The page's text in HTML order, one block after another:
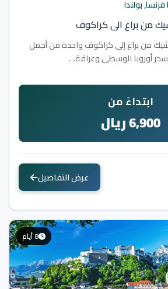
بولندا
من براغ الى كراكوف
تشيك من براغ إلى كراكوف واحدة من أجمل
سحر أوروبا الوسطى وعراقة…
ابتداءً من
6,900 ريال
عرض التفاصيل
8 أيام